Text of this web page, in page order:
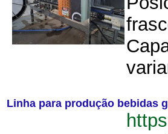
Linha para produção bebidas